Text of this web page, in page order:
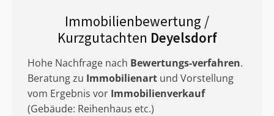
Immobilienbewertung /
Kurzgutachten Deyelsdorf
Hohe Nachfrage nach Bewertungs-verfahren.
Beratung zu Immobilienart und Vorstellung
vom Ergebnis vor Immobilienverkauf
(Gebäude: Reihenhaus etc.)